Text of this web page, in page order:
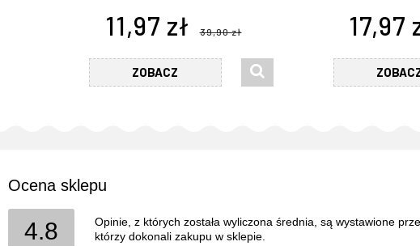
11,97 zł 39,90 zł
ZOBACZ
17,97
Ocena sklepu
4.8
Opinie, z których została wyliczona średnia, są wystawione
którzy dokonali zakupu w sklepie.